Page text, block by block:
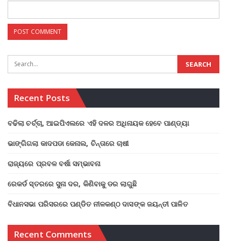
Recent Posts
ବଢିଲା ଚର୍ଚ୍ଚା, ଆଇପିଏଲରେ ଏହି ଦଳର ଅଧିନାୟକ ହେବେ ପାଣ୍ଡ୍ୟା
ଭାଙ୍ଗିଗଲା କାଦପଡା କେନାଲ, ଚିନ୍ତାରେ ଚାଷୀ
ରାଜ୍ୟରେ ପ୍ରବଳ ବର୍ଷା ସମ୍ଭାବନା
ରେକର୍ଡ ସ୍ତରରେ ସୁନା ଦର, କିଣିବାକୁ ଡର ଲାଗୁଛି
ବିଧାନସଭା ପରିସରରେ ପଣ୍ଡିତ ନୀଳକଣ୍ଠ ଦାସଙ୍କ ଜୟନ୍ତୀ ପାଳିତ
Recent Comments